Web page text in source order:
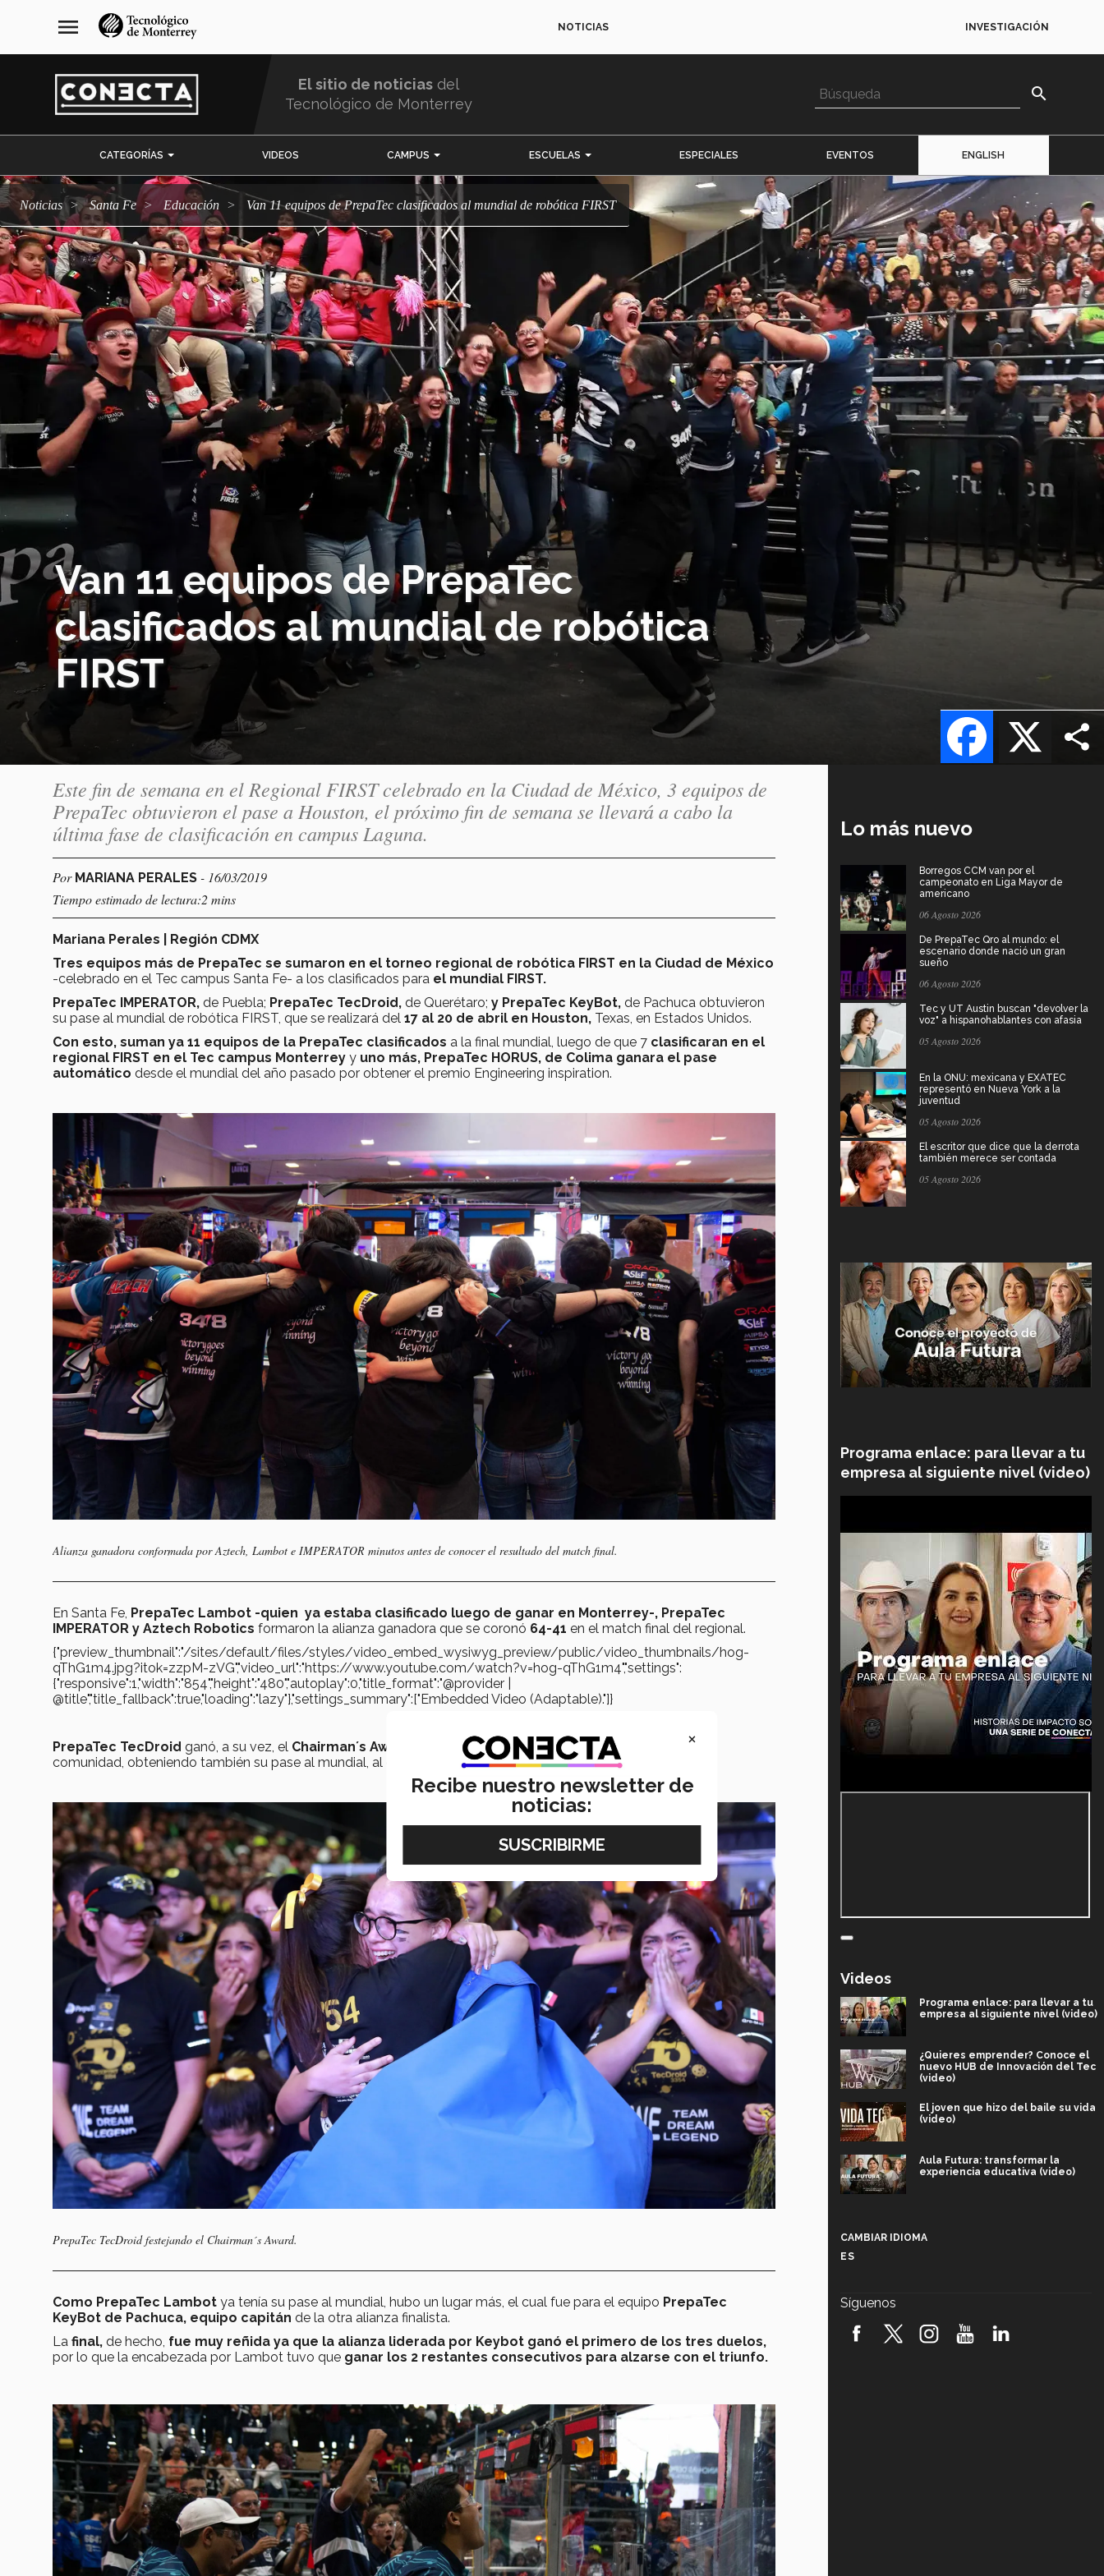
navegación
principal
menu NOTICIAS INVESTIGACIÓN
El sitio de noticias del
Tecnológico de Monterrey
search
CATEGORÍAS VIDEOS CAMPUS ESCUELAS ESPECIALES EVENTOS ENGLISH
Noticias Santa Fe Educación Van 11 equipos de PrepaTec clasificados al mundial de robótica FIRST
Van 11 equipos de PrepaTec
clasificados al mundial de robótica
FIRST
X
Facebook
Este fin de semana en el Regional FIRST celebrado en la Ciudad de México, 3 equipos de
PrepaTec obtuvieron el pase a Houston, el próximo fin de semana se llevará a cabo la
última fase de clasificación en campus Laguna.
Por MARIANA PERALES - 16/03/2019
Tiempo estimado de lectura:2 mins
Mariana Perales | Región CDMX
Tres equipos más de PrepaTec se sumaron en el torneo regional de robótica FIRST en la Ciudad de México
-celebrado en el Tec campus Santa Fe- a los clasificados para el mundial FIRST.
PrepaTec IMPERATOR, de Puebla; PrepaTec TecDroid, de Querétaro; y PrepaTec KeyBot, de Pachuca obtuvieron
su pase al mundial de robótica FIRST, que se realizará del 17 al 20 de abril en Houston, Texas, en Estados Unidos.
Con esto, suman ya 11 equipos de la PrepaTec clasificados a la final mundial, luego de que 7 clasificaran en el
regional FIRST en el Tec campus Monterrey y uno más, PrepaTec HORUS, de Colima ganara el pase
automático desde el mundial del año pasado por obtener el premio Engineering inspiration.
Alianza ganadora conformada por Aztech, Lambot e IMPERATOR minutos antes de conocer el resultado del match final.
En Santa Fe, PrepaTec Lambot -quien ya estaba clasificado luego de ganar en Monterrey-, PrepaTec
IMPERATOR y Aztech Robotics formaron la alianza ganadora que se coronó 64-41 en el match final del regional.
{"preview_thumbnail":"/sites/default/files/styles/video_embed_wysiwyg_preview/public/video_thumbnails/hog-
qThG1m4.jpg?itok=zzpM-zVG","video_url":"https://www.youtube.com/watch?v=hog-qThG1m4","settings":
{"responsive":1,"width":"854","height":"480","autoplay":0,"title_format":"@provider |
@title","title_fallback":true,"loading":"lazy"},"settings_summary":["Embedded Video (Adaptable)."]}
PrepaTec TecDroid ganó, a su vez, el Chairman´s Award,
por su obra social destacada en ayuda a la
comunidad, obteniendo también su pase al mundial, al ganar el premio más importante del torneo.
PrepaTec TecDroid festejando el Chairman´s Award.
Como PrepaTec Lambot ya tenía su pase al mundial, hubo un lugar más, el cual fue para el equipo PrepaTec
KeyBot de Pachuca, equipo capitán de la otra alianza finalista.
La final, de hecho, fue muy reñida ya que la alianza liderada por Keybot ganó el primero de los tres duelos,
por lo que la encabezada por Lambot tuvo que ganar los 2 restantes consecutivos para alzarse con el triunfo.
Lo más nuevo
Borregos CCM van por el
campeonato en Liga Mayor de
americano
06 Agosto 2026
De PrepaTec Qro al mundo: el
escenario donde nació un gran
sueño
06 Agosto 2026
Tec y UT Austin buscan "devolver la
voz" a hispanohablantes con afasia
05 Agosto 2026
En la ONU: mexicana y EXATEC
representó en Nueva York a la
juventud
05 Agosto 2026
El escritor que dice que la derrota
también merece ser contada
05 Agosto 2026
Programa enlace: para llevar a tu
empresa al siguiente nivel (video)
Videos
Programa enlace: para llevar a tu
empresa al siguiente nivel (video)
¿Quieres emprender? Conoce el
nuevo HUB de Innovación del Tec
(video)
El joven que hizo del baile su vida
(video)
Aula Futura: transformar la
experiencia educativa (video)
robótica FIRST 2026! (video)
CAMBIAR IDIOMA
ES
Síguenos
×
Recibe nuestro newsletter de
noticias: